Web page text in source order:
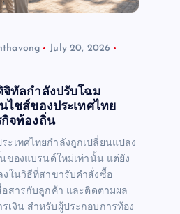
July 20, 2026
จิทัลกำลังปรับโฉม
ไชส์ของประเทศไทย
กิจท้องถิ่น
ะเทศไทยกำลังถูกเปลี่ยนแปลง
นของแบรนด์ใหม่เท่านั้น แต่ยัง
งในวิธีที่สาขารับคำสั่งซื้อ
สารกับลูกค้า และติดตามผล
เงิน สำหรับผู้ประกอบการท้อง